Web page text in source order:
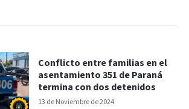
13 de Noviembre de 2024
Conflicto entre familias en el
asentamiento 351 de Paraná
termina con dos detenidos